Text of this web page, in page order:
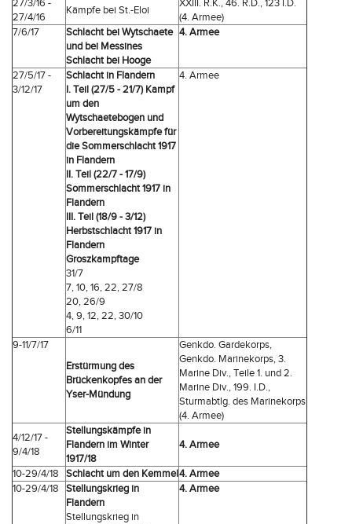
27/3/16 -
27/4/16
Kämpfe bei St.-Eloi
XXIII. R.K., 46. R.D., 123 I.D.
(4. Armee)
7/6/17
Schlacht bei Wytschaete
und bei Messines
Schlacht bei Hooge
4. Armee
27/5/17 -
3/12/17
Schlacht in Flandern
I. Teil (27/5 - 21/7) Kampf
um den
Wytschaetebogen und
Vorbereitungskämpfe für
die Sommerschlacht 1917
in Flandern
II. Teil (22/7 - 17/9)
Sommerschlacht 1917 in
Flandern
III. Teil (18/9 - 3/12)
Herbstschlacht 1917 in
Flandern
Groszkampftage
31/7
7, 10, 16, 22, 27/8
20, 26/9
4, 9, 12, 22, 30/10
6/11
4. Armee
9-11/7/17
Erstürmung des
Brückenkopfes an der
Yser-Mündung
Genkdo. Gardekorps,
Genkdo. Marinekorps, 3.
Marine Div., Teile 1. und 2.
Marine Div., 199. I.D.,
Sturmabtlg. des Marinekorps
(4. Armee)
4/12/17 -
9/4/18
Stellungskämpfe in
Flandern im Winter
1917/18
4. Armee
10-29/4/18 Schlacht um den Kemmel4. Armee
10-29/4/18
Stellungskrieg in
Flandern
Stellungskrieg in
4. Armee